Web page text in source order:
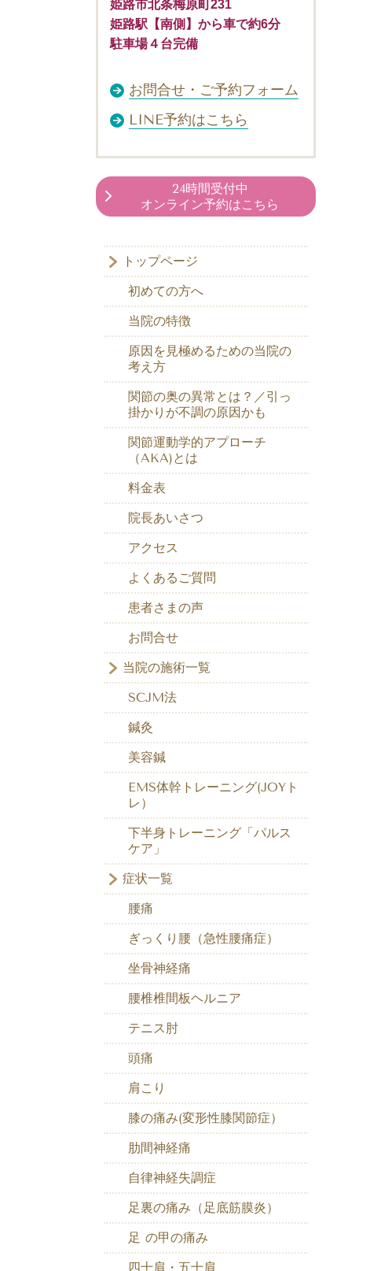
姫路市北条梅原町231
姫路駅【南側】から車で約6分
駐車場４台完備
お問合せ・ご予約フォーム
LINE予約はこちら
24時間受付中
オンライン予約はこちら
トップページ
初めての方へ
当院の特徴
原因を見極めるための当院の
考え方
関節の奥の異常とは？／引っ
掛かりが不調の原因かも
関節運動学的アプローチ
（AKA)とは
料金表
院長あいさつ
アクセス
よくあるご質問
患者さまの声
お問合せ
当院の施術一覧
SCJM法
鍼灸
美容鍼
EMS体幹トレーニング(JOYト
レ）
下半身トレーニング「パルス
ケア」
症状一覧
腰痛
ぎっくり腰（急性腰痛症）
坐骨神経痛
腰椎椎間板ヘルニア
テニス肘
頭痛
肩こり
膝の痛み(変形性膝関節症）
肋間神経痛
自律神経失調症
足裏の痛み（足底筋膜炎）
足 の甲の痛み
四十肩・五十肩